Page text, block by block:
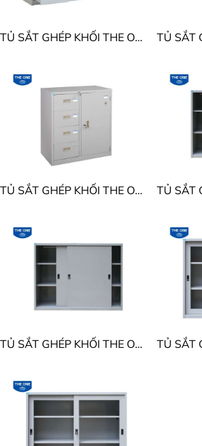
TỦ SẮT GHÉP KHỐI THE ONE TU118-4D
TỦ SẮT GHÉP KHỐI THE ONE TU88-4D
TỦ SẮT GHÉP KHỐI THE ONE TU88S